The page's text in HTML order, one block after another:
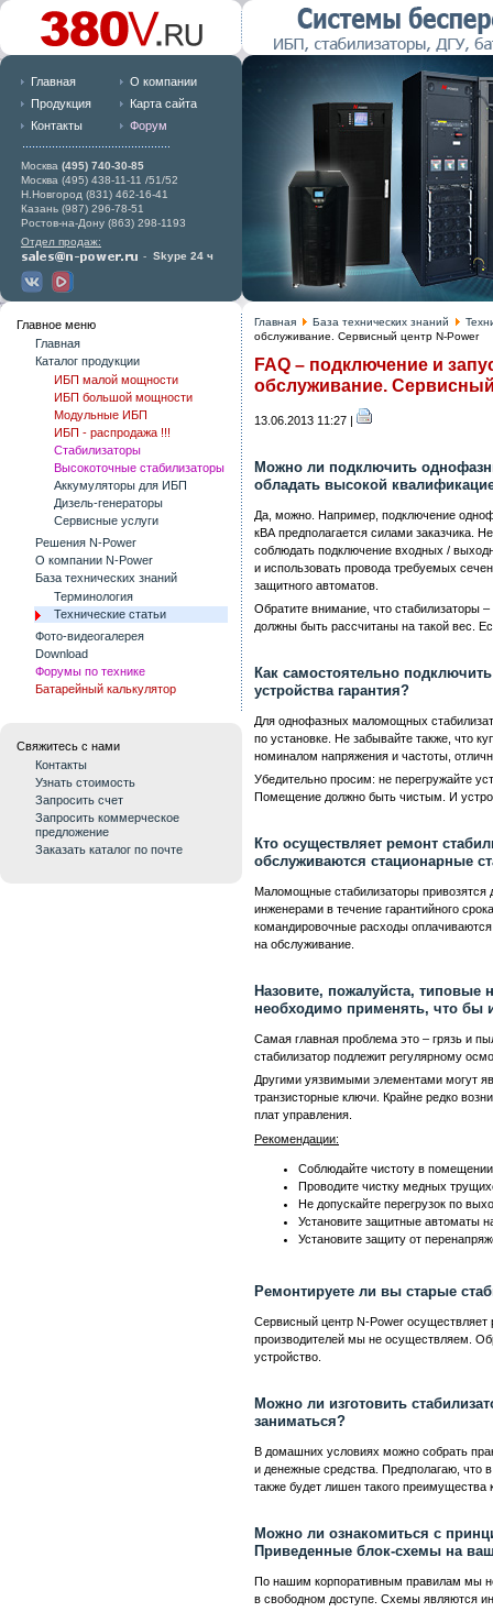
Главная
О компании
Продукция
Карта сайта
Контакты
Форум
Москва (495) 740-30-85
Москва (495) 438-11-11 /51/52
Н.Новгород (831) 462-16-41
Казань (987) 296-78-51
Ростов-на-Дону (863) 298-1193
Отдел продаж:
- Skype 24 ч
Главное меню
Главная
Каталог продукции
ИБП малой мощности
ИБП большой мощности
Модульные ИБП
ИБП - распродажа !!!
Стабилизаторы
Высокоточные стабилизаторы
Аккумуляторы для ИБП
Дизель-генераторы
Сервисные услуги
Решения N-Power
О компании N-Power
База технических знаний
Терминология
Технические статьи
Фото-видеогалерея
Download
Форумы по технике
Батарейный калькулятор
Свяжитесь с нами
Контакты
Узнать стоимость
Запросить счет
Запросить коммерческое
предложение
Заказать каталог по почте
Главная База технических знаний
обслуживание. Сервисный центр N-Power
FAQ – подключение и
обслуживание.
13.06.2013 11:27 |
Можно ли подключить
обладать высокой
Да, можно. Например, подключение
кВА предполагается силами заказчика.
соблюдать подключение входных /
и использовать провода требуемых
защитного автоматов.
Обратите внимание, что стабилизаторы
должны быть рассчитаны на такой вес.
Как самостоятельно
устройства гарантия?
Для однофазных маломощных
по установке. Не забывайте также, что
номиналом напряжения и частоты,
Убедительно просим: не перегружайте
Помещение должно быть чистым. И
Кто осуществляет ремонт
обслуживаются стационарные
Маломощные стабилизаторы
инженерами в течение гарантийного
командировочные расходы
на обслуживание.
Назовите, пожалуйста, типовые
необходимо применять, что бы
Самая главная проблема это – грязь и
стабилизатор подлежит регулярному
Другими уязвимыми элементами могут
транзисторные ключи. Крайне редко
плат управления.
Рекомендации:
Соблюдайте чистоту в
Проводите чистку медных
Не допускайте перегрузок по
Установите защитные автоматы
Установите защиту от
Ремонтируете ли вы старые
Сервисный центр N-Power осуществляет
производителей мы не осуществляем.
устройство.
Можно ли изготовить
заниматься?
В домашних условиях можно собрать
и денежные средства. Предполагаю, что
также будет лишен такого преимущества
Можно ли ознакомиться с
Приведенные блок-схемы на
По нашим корпоративным правилам мы
в свободном доступе. Схемы являются